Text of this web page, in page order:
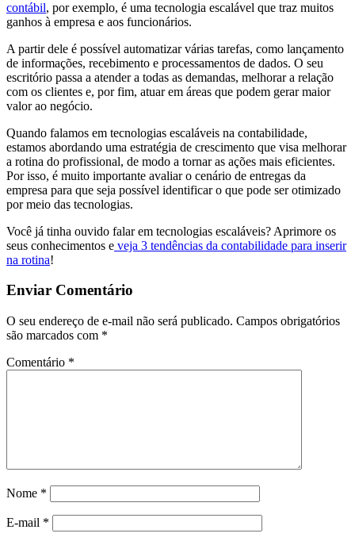
contábil, por exemplo, é uma tecnologia escalável que traz muitos
ganhos à empresa e aos funcionários.
A partir dele é possível automatizar várias tarefas, como lançamento
de informações, recebimento e processamentos de dados. O seu
escritório passa a atender a todas as demandas, melhorar a relação
com os clientes e, por fim, atuar em áreas que podem gerar maior
valor ao negócio.
Quando falamos em tecnologias escaláveis na contabilidade,
estamos abordando uma estratégia de crescimento que visa melhorar
a rotina do profissional, de modo a tornar as ações mais eficientes.
Por isso, é muito importante avaliar o cenário de entregas da
empresa para que seja possível identificar o que pode ser otimizado
por meio das tecnologias.
Você já tinha ouvido falar em tecnologias escaláveis? Aprimore os
seus conhecimentos e veja 3 tendências da contabilidade para inserir
na rotina!
Enviar Comentário
O seu endereço de e-mail não será publicado. Campos obrigatórios
são marcados com *
Comentário *
Nome *
E-mail *